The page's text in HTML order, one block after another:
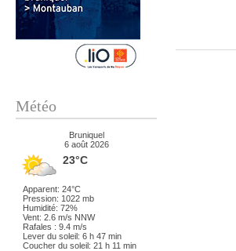
Météo
Bruniquel
6 août 2026
23°C
Apparent: 24°C
Pression: 1022 mb
Humidité: 72%
Vent: 2.6 m/s NNW
Rafales : 9.4 m/s
Lever du soleil: 6 h 47 min
Coucher du soleil: 21 h 11 min